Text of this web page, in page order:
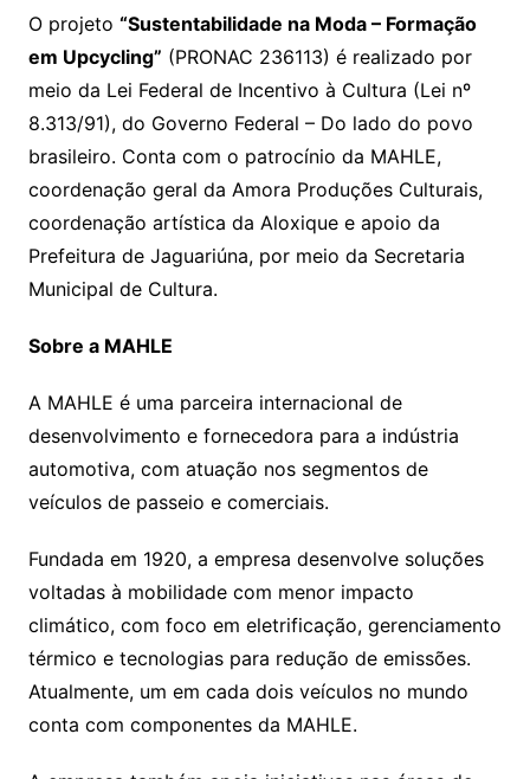
O projeto “Sustentabilidade na Moda – Formação
em Upcycling” (PRONAC 236113) é realizado por
meio da Lei Federal de Incentivo à Cultura (Lei nº
8.313/91), do Governo Federal – Do lado do povo
brasileiro. Conta com o patrocínio da MAHLE,
coordenação geral da Amora Produções Culturais,
coordenação artística da Aloxique e apoio da
Prefeitura de Jaguariúna, por meio da Secretaria
Municipal de Cultura.
Sobre a MAHLE
A MAHLE é uma parceira internacional de
desenvolvimento e fornecedora para a indústria
automotiva, com atuação nos segmentos de
veículos de passeio e comerciais.
Fundada em 1920, a empresa desenvolve soluções
voltadas à mobilidade com menor impacto
climático, com foco em eletrificação, gerenciamento
térmico e tecnologias para redução de emissões.
Atualmente, um em cada dois veículos no mundo
conta com componentes da MAHLE.